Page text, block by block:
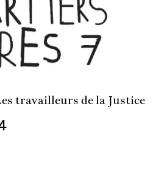
travailleurs de la Justice